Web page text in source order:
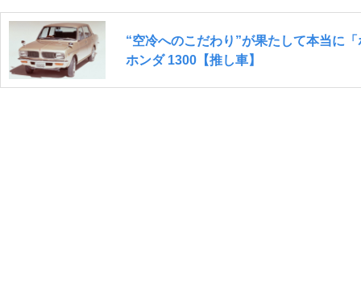
“空冷へのこだわり”が果たして本当に
ホンダ 1300【推し車】